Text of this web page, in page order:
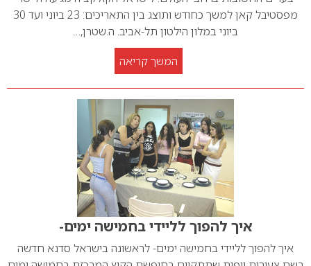
מפסטיבל קאן למשך כחודש ותוצג בין התאריכים: 23 ביוני ועד 30
ביוני במלון הילטון תל-אביב. ה.שטרן,…
המשך קריאה
איך להפוך לליידי בחמישה ימים-
איך להפוך לליידי בחמישה ימים- לראשונה בישראל סדנא חדשה